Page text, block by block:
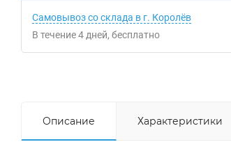
Самовывоз со склада в г. Королёв
В течение4 дней Бесплатно
Описание Характеристики